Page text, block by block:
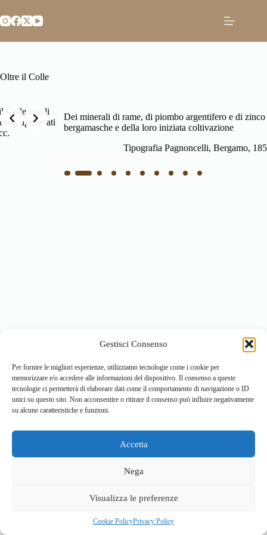
Gestisci Consenso
Per fornire le migliori esperienze, utilizziamo tecnologie come i cookie per
memorizzare e/o accedere alle informazioni del dispositivo. Il consenso a queste
tecnologie ci permetterà di elaborare dati come il comportamento di navigazione o ID
unici su questo sito. Non acconsentire o ritirare il consenso può influire negativamente
su alcune caratteristiche e funzioni.
Accetta
Nega
Visualizza le preferenze
Cookie PolicyPrivacy Policy
al
contenuto
Oltre il Colle
Dei minerali di rame, di piombo argentifero e di zinco nelle Alpi
bergamasche e della loro iniziata coltivazione
Tipografia Pagnoncelli, Bergamo, 1859
Slide 2 of 10
Vivi la Montagna
Cucina e prodotti tipici